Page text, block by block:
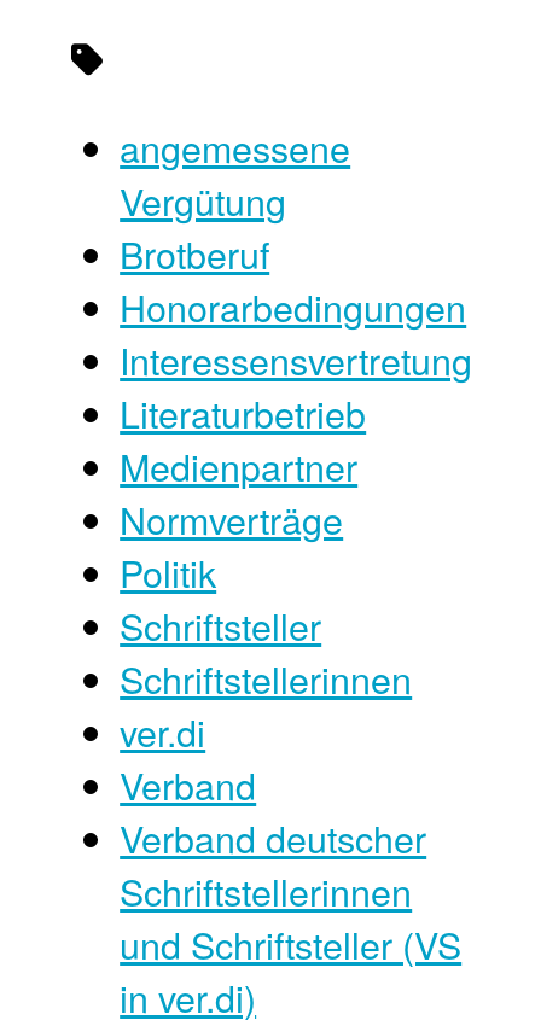
angemessene
Vergütung
Brotberuf
Honorarbedingungen
Interessensvertretung
Literaturbetrieb
Medienpartner
Normverträge
Politik
Schriftsteller
Schriftstellerinnen
ver.di
Verband
Verband deutscher
Schriftstellerinnen
und Schriftsteller (VS
in ver.di)